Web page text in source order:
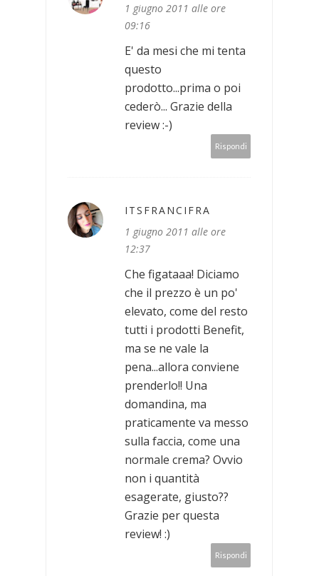
1 giugno 2011 alle ore
09:16
E' da mesi che mi tenta
questo
prodotto...prima o poi
cederò... Grazie della
review :-)
Rispondi
ITSFRANCIFRA
1 giugno 2011 alle ore
12:37
Che figataaa! Diciamo
che il prezzo è un po'
elevato, come del resto
tutti i prodotti Benefit,
ma se ne vale la
pena...allora conviene
prenderlo!! Una
domandina, ma
praticamente va messo
sulla faccia, come una
normale crema? Ovvio
non i quantità
esagerate, giusto??
Grazie per questa
review! :)
Rispondi